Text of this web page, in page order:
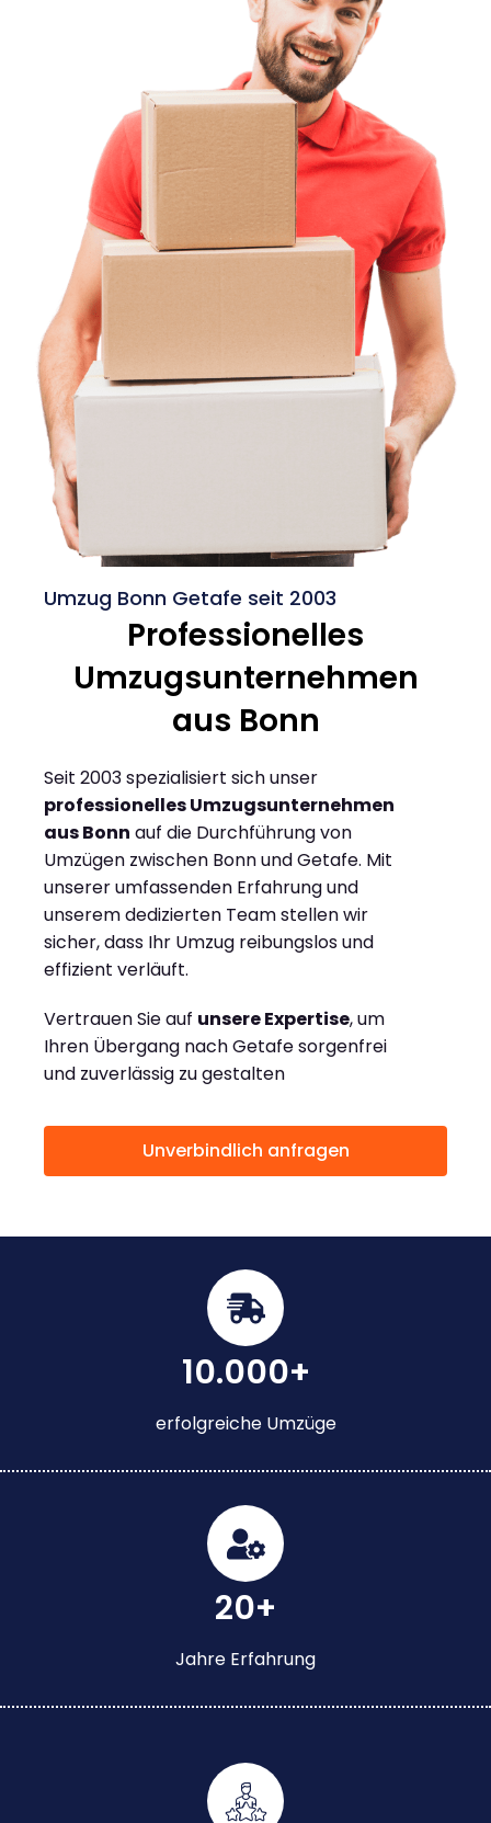
Umzug Bonn Getafe seit 2003
Professionelles
Umzugsunternehmen
aus Bonn
Seit 2003 spezialisiert sich unser
professionelles Umzugsunternehmen
aus Bonn auf die Durchführung von
Umzügen zwischen Bonn und Getafe. Mit
unserer umfassenden Erfahrung und
unserem dedizierten Team stellen wir
sicher, dass Ihr Umzug reibungslos und
effizient verläuft.
Vertrauen Sie auf unsere Expertise, um
Ihren Übergang nach Getafe sorgenfrei
und zuverlässig zu gestalten
Unverbindlich anfragen
10.000+
erfolgreiche Umzüge
20+
Jahre Erfahrung